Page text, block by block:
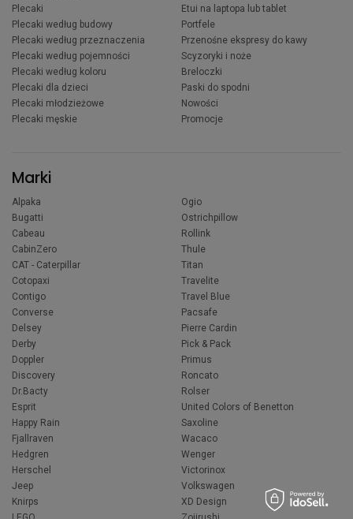
Plecaki
Plecaki według budowy
Plecaki według przeznaczenia
Plecaki według pojemności
Plecaki według koloru
Plecaki dla dzieci
Plecaki młodzieżowe
Plecaki męskie
Etui na laptopa lub tablet
Portfele
Przenośne ekspresy do kawy
Scyzoryki i noże
Breloczki
Paski do spodni
Nowości
Promocje
Marki
Alpaka
Bugatti
Cabeau
CabinZero
CAT - Caterpillar
Cotopaxi
Contigo
Converse
Delsey
Derby
Doppler
Discovery
Dr.Bacty
Esprit
Happy Rain
Fjallraven
Hedgren
Herschel
Jeep
Knirps
Ogio
Ostrichpillow
Rollink
Thule
Titan
Travelite
Travel Blue
Pacsafe
Pierre Cardin
Pick & Pack
Primus
Roncato
Rolser
United Colors of Benetton
Saxoline
Wacaco
Wenger
Victorinox
Volkswagen
XD Design